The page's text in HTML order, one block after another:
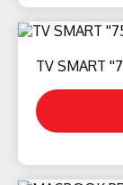
TV SMART